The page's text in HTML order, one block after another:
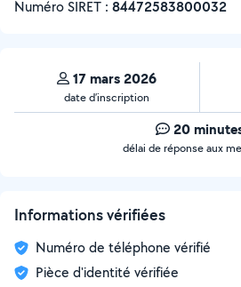
Numéro SIRET : ‍84472583800032
17 mars 2026
date d’inscription
20
délai de réponse aux
Informations vérifiées
Numéro de téléphone vérifié
Pièce d'identité vérifiée